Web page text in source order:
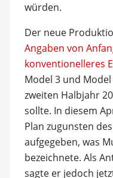
würden.
Der neue
Angaben von
konventionelleres
Model 3 und
zweiten Halbjahr
sollte. In diesem
Plan zugunsten
aufgegeben, was
bezeichnete. Als
sagte er jedoch